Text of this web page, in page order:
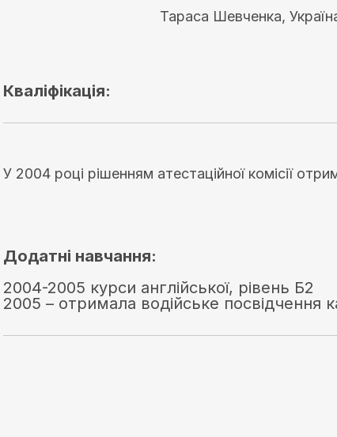
Тараса Шевченка,
Кваліфікація:
У 2004 році рішенням атестаційної комісії
Додатні навчання:
2004-2005 курси англійської, рівень Б2
2005 – отримала водійське посвідчення